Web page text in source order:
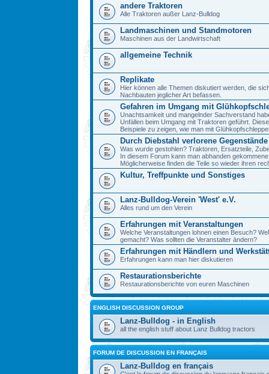
andere Traktoren
Alle Traktoren außer Lanz-Bulldog
Landmaschinen und Standmotoren
Maschinen aus der Landwirtschaft
allgemeine Technik
Replikate
Hier können alle Themen diskutiert werden, die
Nachbauten jeglicher Art befassen.
Gefahren im Umgang mit
Unachtsamkeit und mangelnder Sachverstand
Unfällen beim Umgang mit Traktoren geführt.
Beispiele zu zeigen, wie man mit
Durch Diebstahl verlorene Gegenstände
Was wurde gestohlen? Traktoren, Ersatzteile,
In diesem Forum kann man abhanden
Möglicherweise finden die Teile so wieder ihren
Kultur, Treffpunkte und Sonstiges
Lanz-Bulldog-Verein 'West' e.V.
Alles rund um den Verein
Erfahrungen mit Veranstaltungen
Welche Veranstaltungen lohnen einen Besuch?
gemacht? Was sollten die Veranstalter ändern?
Erfahrungen mit Händlern und
Erfahrungen kann man hier diskutieren
Restaurationsberichte
Restaurationsberichte von euren Maschinen
ENGLISH DISCUSSION GROUP
Lanz-Bulldog - in English
all the english stuff about Lanz Bulldog tractors
FORUM DE DISCUSSION EN FRANÇAIS
Lanz-Bulldog en français